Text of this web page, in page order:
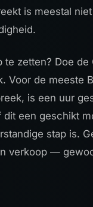
is meestal
te zetten? Doe de
. Voor de meeste
is een uur
dit een geschikt
stap is.
verkoop —